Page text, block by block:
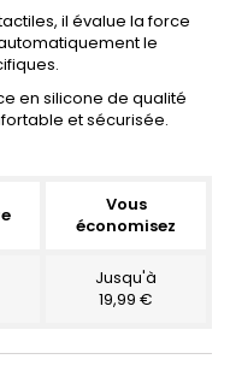
il évalue la force
le
en silicone de qualité
et sécurisée.
Vous
économisez
Jusqu'à
19,99 €